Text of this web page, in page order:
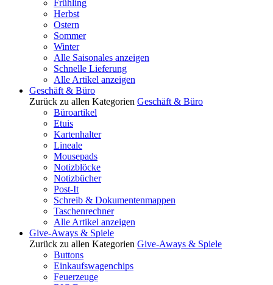
Frühling
Herbst
Ostern
Sommer
Winter
Alle Saisonales anzeigen
Schnelle Lieferung
Alle Artikel anzeigen
Geschäft & Büro
Zurück zu allen Kategorien Geschäft & Büro
Büroartikel
Etuis
Kartenhalter
Lineale
Mousepads
Notizblöcke
Notizbücher
Post-It
Schreib & Dokumentenmappen
Taschenrechner
Alle Artikel anzeigen
Give-Aways & Spiele
Zurück zu allen Kategorien Give-Aways & Spiele
Buttons
Einkaufswagenchips
Feuerzeuge